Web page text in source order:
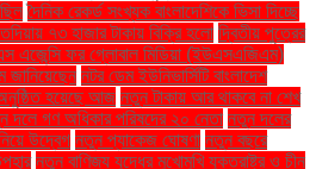
দৈনিক রেকর্ড সংখ্যক বাংলাদেশিকে ভিসা দিচ্ছে
৭৩ হাজার টাকায় বিক্রি হলো দ্বিতীয় পুত্রের
এজেন্সি ফর গ্লোবাল মিডিয়া (ইউএসএজিএম)
জানিয়েছেন নটর ডেম ইউনিভার্সিটি বাংলাদেশ
হয়েছে আজ নতুন টাকায় আর থাকবে না শেখ
দলে গণ অধিকার পরিষদের ২০ নেতা নতুন দলের
উদ্বেগ নতুন প্যাকেজ ঘোষণা নতুন বছরে
নতুন বাণিজ্য যুদ্ধের মুখোমুখি যুক্তরাষ্ট্র ও চীন